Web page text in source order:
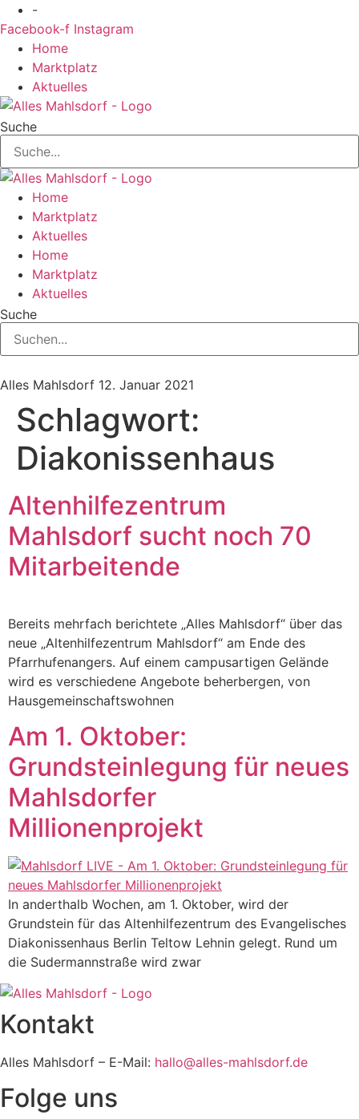
Zum
Inhalt
springen
-
Facebook-f Instagram
Home
Marktplatz
Aktuelles
Suche
Home
Marktplatz
Aktuelles
Home
Marktplatz
Aktuelles
Suche
Alles Mahlsdorf 12. Januar 2021
Schlagwort:
Diakonissenhaus
Altenhilfezentrum
Mahlsdorf sucht noch 70
Mitarbeitende
Bereits mehrfach berichtete „Alles Mahlsdorf“ über das
neue „Altenhilfezentrum Mahlsdorf“ am Ende des
Pfarrhufenangers. Auf einem campusartigen Gelände
wird es verschiedene Angebote beherbergen, von
Hausgemeinschaftswohnen
Am 1. Oktober:
Grundsteinlegung für neues
Mahlsdorfer
Millionenprojekt
In anderthalb Wochen, am 1. Oktober, wird der
Grundstein für das Altenhilfezentrum des Evangelisches
Diakonissenhaus Berlin Teltow Lehnin gelegt. Rund um
die Sudermannstraße wird zwar
Kontakt
Alles Mahlsdorf – E-Mail: hallo@alles-mahlsdorf.de
Folge uns